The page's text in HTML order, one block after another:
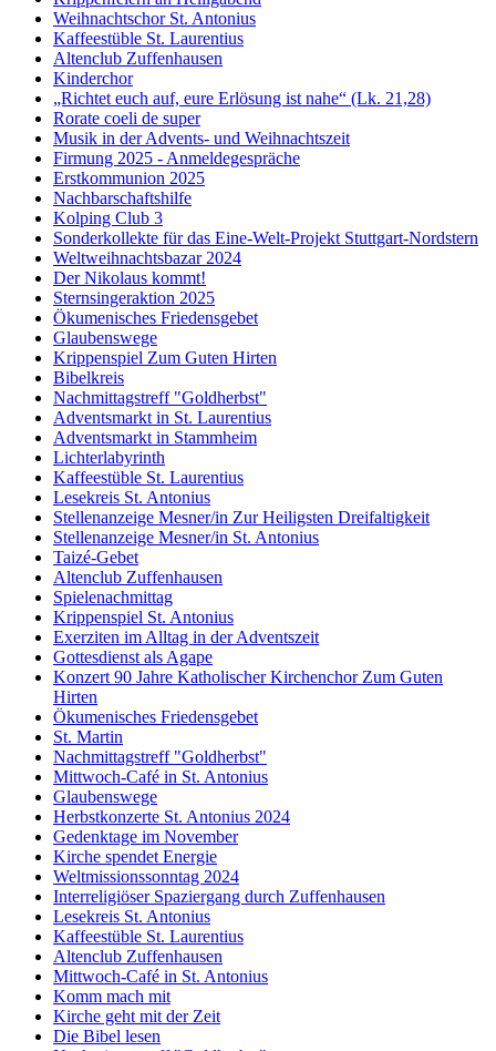
Weihnachtschor St. Antonius
Kaffeestüble St. Laurentius
Altenclub Zuffenhausen
Kinderchor
„Richtet euch auf, eure Erlösung ist nahe“ (Lk. 21,28)
Rorate coeli de super
Musik in der Advents- und Weihnachtszeit
Firmung 2025 - Anmeldegespräche
Erstkommunion 2025
Nachbarschaftshilfe
Kolping Club 3
Sonderkollekte für das Eine-Welt-Projekt Stuttgart-Nordstern
Weltweihnachtsbazar 2024
Der Nikolaus kommt!
Sternsingeraktion 2025
Ökumenisches Friedensgebet
Glaubenswege
Krippenspiel Zum Guten Hirten
Bibelkreis
Nachmittagstreff "Goldherbst"
Adventsmarkt in St. Laurentius
Adventsmarkt in Stammheim
Lichterlabyrinth
Kaffeestüble St. Laurentius
Lesekreis St. Antonius
Stellenanzeige Mesner/in Zur Heiligsten Dreifaltigkeit
Stellenanzeige Mesner/in St. Antonius
Taizé-Gebet
Altenclub Zuffenhausen
Spielenachmittag
Krippenspiel St. Antonius
Exerziten im Alltag in der Adventszeit
Gottesdienst als Agape
Konzert 90 Jahre Katholischer Kirchenchor Zum Guten
Hirten
Ökumenisches Friedensgebet
St. Martin
Nachmittagstreff "Goldherbst"
Mittwoch-Café in St. Antonius
Glaubenswege
Herbstkonzerte St. Antonius 2024
Gedenktage im November
Kirche spendet Energie
Weltmissionssonntag 2024
Interreligiöser Spaziergang durch Zuffenhausen
Lesekreis St. Antonius
Kaffeestüble St. Laurentius
Altenclub Zuffenhausen
Mittwoch-Café in St. Antonius
Komm mach mit
Kirche geht mit der Zeit
Die Bibel lesen